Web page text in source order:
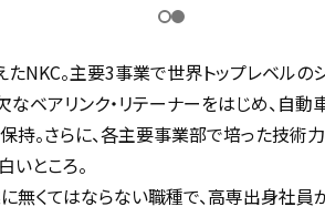
NKC。主要3事業で世界トップレベルの
ベアリンク・リテーナーをはじめ、自動
持。さらに、各主要事業部で培った技術
いところ。
に無くてはならない職種で、高専出身社員